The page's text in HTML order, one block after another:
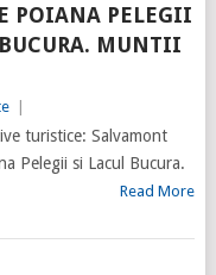
POIANA PELEGII
MUNTII
turistice: Salvamont
Pelegii si Lacul Bucura.
Read More